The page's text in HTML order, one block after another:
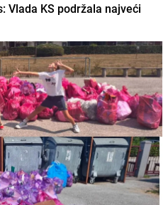
Vlada KS podržala najveći